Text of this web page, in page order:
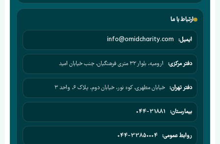
ارتباط با ما
ایمیل: info@omidcharity.com
دفتر مرکزی: ارومیه، بلوار ۳۲ متری فرهنگیان، جنب خیابان امید
دفتر تهران: خیابان مطهری، کوه نور، خیابان دوم، پلاک ۶، واحد ۳
بیمارستان: 044-31881
روابط عمومی: 044-33850004